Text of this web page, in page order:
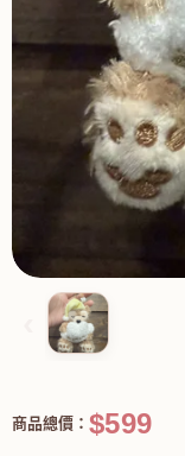
商品總價： $599